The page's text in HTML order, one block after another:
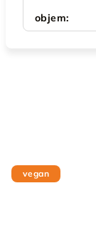
objem:
vegan